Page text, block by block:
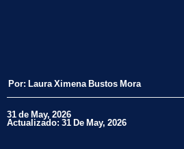
Por: Laura Ximena Bustos Mora
31 de May, 2026
Actualizado: 31 De May, 2026